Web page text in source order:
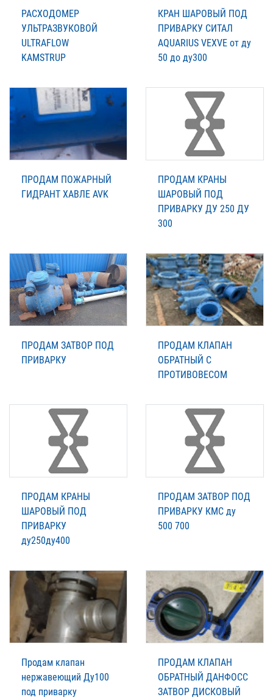
РАСХОДОМЕР
УЛЬТРАЗВУКОВОЙ
ULTRAFLOW
KAMSTRUP
КРАН ШАРОВЫЙ ПОД
ПРИВАРКУ СИТАЛ
AQUARIUS VEXVE от ду
50 до ду300
ПРОДАМ ПОЖАРНЫЙ
ГИДРАНТ ХАВЛЕ AVK
ПРОДАМ КРАНЫ
ШАРОВЫЙ ПОД
ПРИВАРКУ ДУ 250 ДУ
300
ПРОДАМ ЗАТВОР ПОД
ПРИВАРКУ
ПРОДАМ КЛАПАН
ОБРАТНЫЙ С
ПРОТИВОВЕСОМ
ПРОДАМ КРАНЫ
ШАРОВЫЙ ПОД
ПРИВАРКУ
ду250ду400
ПРОДАМ ЗАТВОР ПОД
ПРИВАРКУ КМС ду
500 700
Продам клапан
нержавеющий Ду100
под приварку
ПРОДАМ КЛАПАН
ОБРАТНЫЙ ДАНФОСС
ЗАТВОР ДИСКОВЫЙ